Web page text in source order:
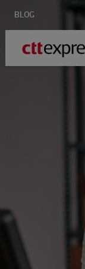
BLOG